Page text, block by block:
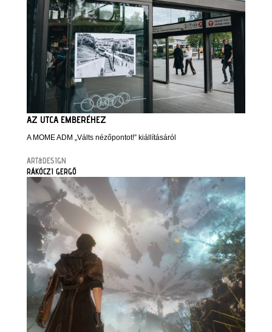
AZ UTCA EMBERÉHEZ
A MOME ADM „Válts nézőpontot!” kiállításáról
ART&DESIGN
RÁKÓCZI GERGŐ